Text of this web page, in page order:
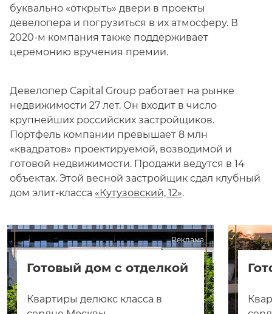
буквально «открыть» двери в проекты
девелопера и погрузиться в их атмосферу. В
2020-м компания также поддерживает
церемонию вручения премии.
Девелопер Capital Group работает на рынке
недвижимости 27 лет. Он входит в число
крупнейших российских застройщиков.
Портфель компании превышает 8 млн
«квадратов» проектируемой, возводимой и
готовой недвижимости. Продажи ведутся в 14
объектах. Этой весной застройщик сдал клубный
дом элит-класса «Кутузовский, 12».
Реклама
Готовый дом с отделкой
Квартиры делюкс класса в